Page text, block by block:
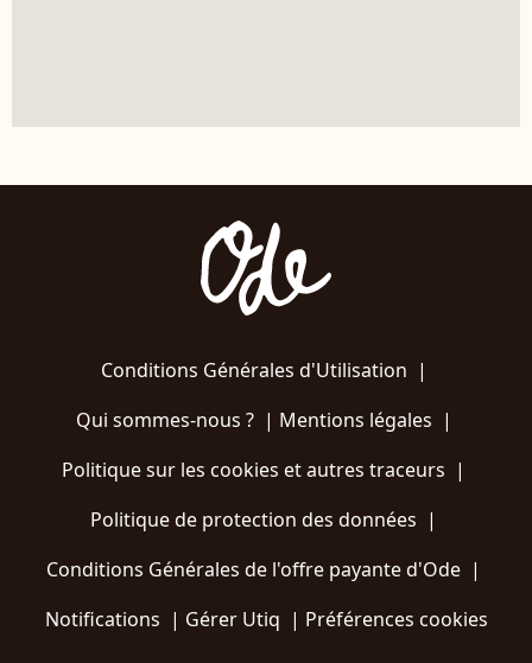
Conditions Générales d'Utilisation |
Qui sommes-nous ?| Mentions légales |
Politique sur les cookies et autres traceurs |
Politique de protection des données |
Conditions Générales de l'offre payante d'Ode |
Notifications | Gérer Utiq | Préférences cookies